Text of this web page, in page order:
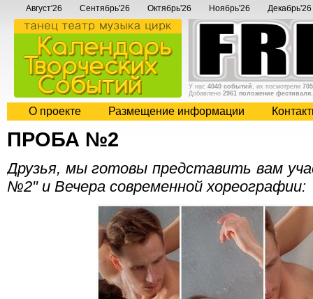
Август'26 Сентябрь'26 Октябрь'26 Ноябрь'26 Декабрь'26
У нас 4040 событий , их посмотрели
Добавлено 2961 положение фестиваля
О проекте Размещение информации
ПРОБА №2
Друзья, мы готовы представить вам
№2" и Вечера современной хореографии: